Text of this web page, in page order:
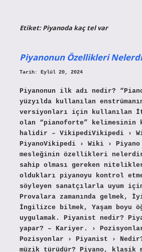
Etiket:Piyanoda kaç tel var
Piyanonun Özellikleri
Tarih: Eylül 20, 2024
Piyanonun ilk adı nedir?
yüzyılda kullanılan
versiyonları için kullanılan
olan “pianoforte” kelimesinin
halidir – VikipediVikipedi ›
PiyanoVikipedi › Wiki ›
mesleğinin özellikleri
sahip olması gereken
oldukları piyanoyu kontrol
söyleyen sanatçılarla uyum
Provalara zamanında gelmek,
İngilizce bilmek, Yaşam boyu
uygulamak. Piyanist nedir?
yapar? – Kariyer. ›
Pozisyonlar › Piyanist ›
müzik türüdür? Piyano, klasik